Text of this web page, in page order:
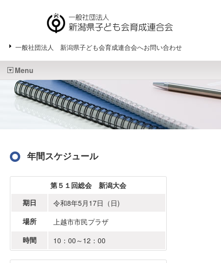
一般社団法人 新潟県子ども会育成連合会へお問い合わせ
Menu
年間スケジュール
第５１回総会 新潟大会
期日
令和8年5月17日（日)
場所
上越市市民プラザ
時間
10：00～12：00